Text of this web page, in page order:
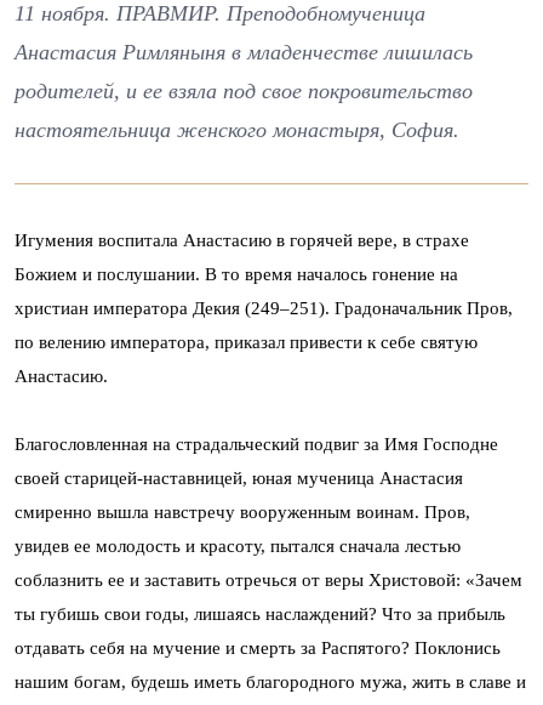
11 ноября. ПРАВМИР. Преподобномученица
Анастасия Римляныня в младенчестве лишилась
родителей, и ее взяла под свое покровительство
настоятельница женского монастыря, София.
Игумения воспитала Анастасию в горячей вере, в страхе
Божием и послушании. В то время началось гонение на
христиан императора Декия (249–251). Градоначальник Пров,
по велению императора, приказал привести к себе святую
Анастасию.
Благословленная на страдальческий подвиг за Имя Господне
своей старицей-наставницей, юная мученица Анастасия
смиренно вышла навстречу вооруженным воинам. Пров,
увидев ее молодость и красоту, пытался сначала лестью
соблазнить ее и заставить отречься от веры Христовой: «Зачем
ты губишь свои годы, лишаясь наслаждений? Что за прибыль
отдавать себя на мучение и смерть за Распятого? Поклонись
нашим богам, будешь иметь благородного мужа, жить в славе и